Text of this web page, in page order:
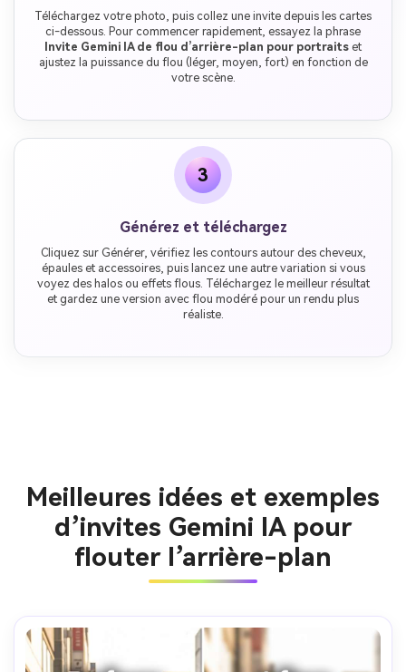
Téléchargez votre photo, puis collez une invite depuis les cartes
ci-dessous. Pour commencer rapidement, essayez la phrase
Invite Gemini IA de flou d’arrière-plan pour portraits et
ajustez la puissance du flou (léger, moyen, fort) en fonction de
votre scène.
3
Générez et téléchargez
Cliquez sur Générer, vérifiez les contours autour des cheveux,
épaules et accessoires, puis lancez une autre variation si vous
voyez des halos ou effets flous. Téléchargez le meilleur résultat
et gardez une version avec flou modéré pour un rendu plus
réaliste.
Meilleures idées et exemples
d’invites Gemini IA pour
flouter l’arrière-plan